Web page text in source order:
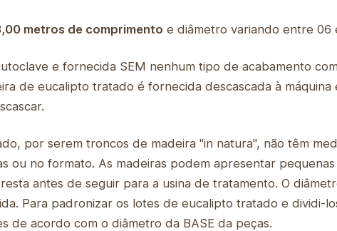
metros de comprimento e diâmetro variando entre 06
e fornecida SEM nenhum tipo de acabamento
de eucalipto tratado é fornecida descascada à
por serem troncos de madeira "in natura", não têm
ou no formato. As madeiras podem apresentar
antes de seguir para a usina de tratamento. O
Para padronizar os lotes de eucalipto tratado e dividi-
de acordo com o diâmetro da BASE da peças.